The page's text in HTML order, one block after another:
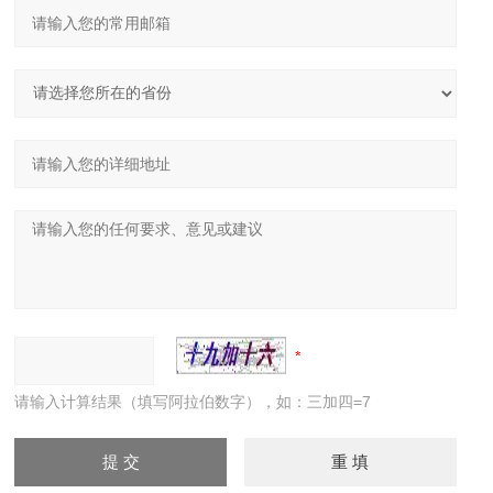
请输入计算结果（填写阿拉伯数字），如：三加四=7